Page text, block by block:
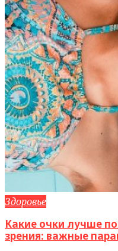
Здоровье
Какие очки лучше
зрения: важные